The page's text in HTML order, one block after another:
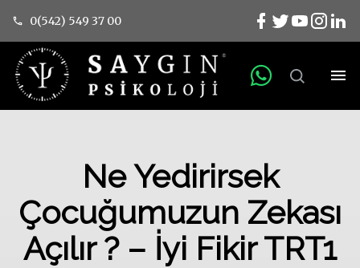
0(542) 549 37 00
Ne Yedirirsek
Çocuğumuzun Zekası
Açılır ? – İyi Fikir TRT1